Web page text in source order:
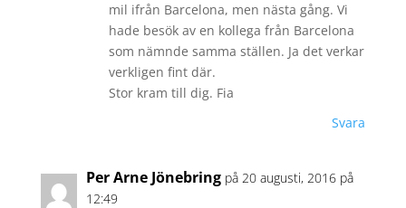
mil ifrån Barcelona, men nästa gång. Vi
hade besök av en kollega från Barcelona
som nämnde samma ställen. Ja det verkar
verkligen fint där.
Stor kram till dig. Fia
Svara
Per Arne Jönebring på 20 augusti, 2016 på
12:49